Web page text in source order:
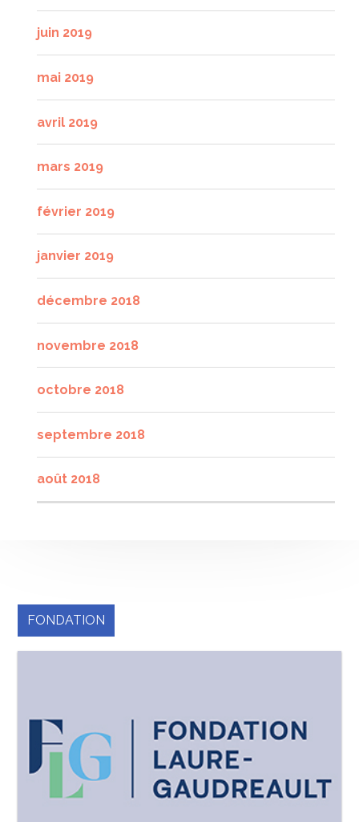
juin 2019
mai 2019
avril 2019
mars 2019
février 2019
janvier 2019
décembre 2018
novembre 2018
octobre 2018
septembre 2018
août 2018
FONDATION